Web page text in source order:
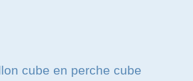
cube en perche cube